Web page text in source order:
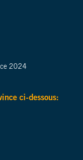
2024
ci-dessous: